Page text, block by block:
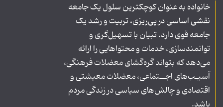
خانواده به عنوان کوچکترین سلول یک جامعه
نقشی اساسی در پی‌ریزی، تربیت و رشد یک
جامعه قوی دارد. تبیان با تسهیل‌گری و
توانمندسازی، خدمات و محتواهایی را ارائه
می‌دهد که بتواند گره‌گشای معضلات فرهنگی،
آسیـب‌های اجــتماعی، معضلات معیشتی و
اقتصادی و چالش‌های سیاسی در زندگی مردم
باشد.